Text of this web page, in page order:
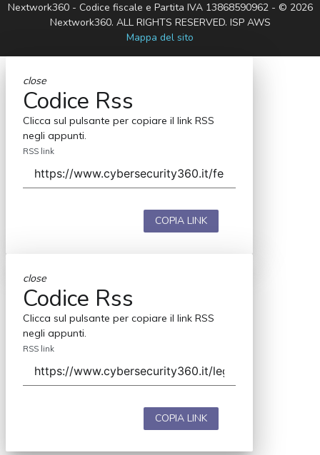
Nextwork360 - Codice fiscale e Partita IVA 13868590962 - © 2026
Nextwork360. ALL RIGHTS RESERVED. ISP AWS
Mappa del sito
close
Codice Rss
Clicca sul pulsante per copiare il link RSS
negli appunti.
RSS link
COPIA LINK
close
Codice Rss
Clicca sul pulsante per copiare il link RSS
negli appunti.
RSS link
COPIA LINK